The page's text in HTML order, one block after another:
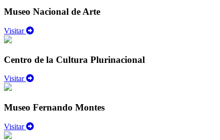
Museo Nacional de Arte
Visitar
Centro de la Cultura Plurinacional
Visitar
Museo Fernando Montes
Visitar